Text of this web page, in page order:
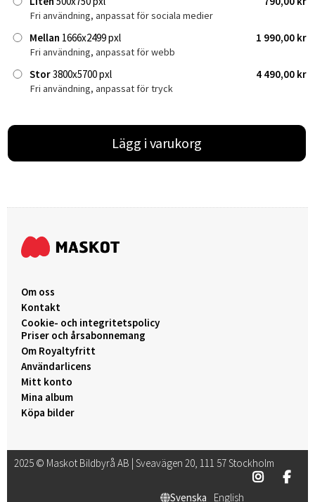
Fri användning, anpassat för sociala medier
Mellan 1666x2499 pxl 1 990,00 kr
Fri användning, anpassat för webb
Stor3800x5700 pxl 4 490,00 kr
Fri användning, anpassat för tryck
Lägg i varukorg
Om oss
Kontakt
Cookie- och integritetspolicy
Priser och årsabonnemang
Om Royaltyfritt
Användarlicens
Mitt konto
Mina album
Köpa bilder
2025 © Maskot Bildbyrå AB | Sveavägen 20, 111 57 Stockholm
Svenska English